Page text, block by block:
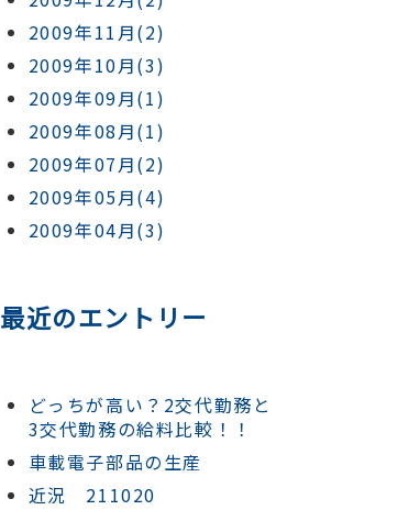
2009年11月(2)
2009年10月(3)
2009年09月(1)
2009年08月(1)
2009年07月(2)
2009年05月(4)
2009年04月(3)
最近のエントリー
どっちが高い？2交代勤務と
3交代勤務の給料比較！！
車載電子部品の生産
近況 211020